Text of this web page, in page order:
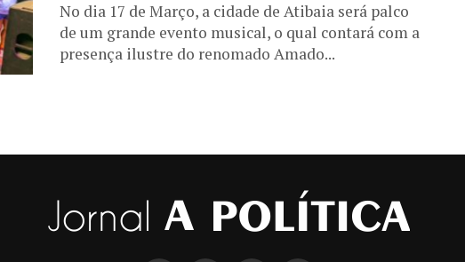
No dia 17 de Março, a cidade de Atibaia será palco
de um grande evento musical, o qual contará com a
presença ilustre do renomado Amado...